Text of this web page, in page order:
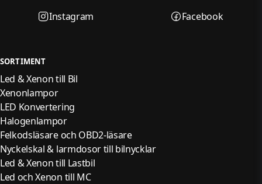
Instagram
Facebook
SORTIMENT
Led & Xenon till Bil
Xenonlampor
LED Konvertering
Halogenlampor
Felkodsläsare och OBD2-läsare
Nyckelskal & larmdosor till bilnycklar
Led & Xenon till Lastbil
Led och Xenon till MC